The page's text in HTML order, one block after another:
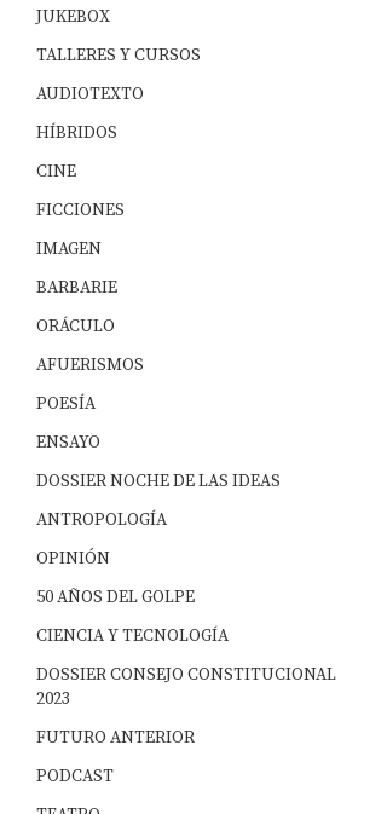
JUKEBOX
TALLERES Y CURSOS
AUDIOTEXTO
HÍBRIDOS
CINE
FICCIONES
IMAGEN
BARBARIE
ORÁCULO
AFUERISMOS
POESÍA
ENSAYO
DOSSIER NOCHE DE LAS IDEAS
ANTROPOLOGÍA
OPINIÓN
50 AÑOS DEL GOLPE
CIENCIA Y TECNOLOGÍA
DOSSIER CONSEJO CONSTITUCIONAL
2023
FUTURO ANTERIOR
PODCAST